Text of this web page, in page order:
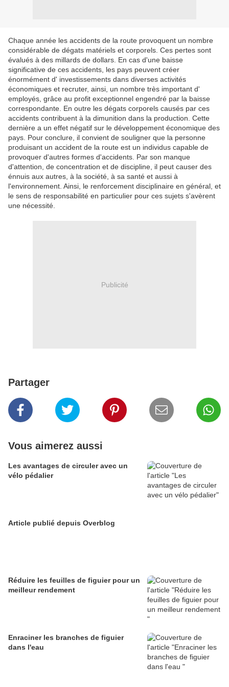
Chaque année les accidents de la route provoquent un nombre
considérable de dégats matériels et corporels. Ces pertes sont
évalués à des millards de dollars. En cas d'une baisse
significative de ces accidents, les pays peuvent créer
énormément d' investissements dans diverses activités
économiques et recruter, ainsi, un nombre très important d'
employés, grâce au profit exceptionnel engendré par la baisse
correspondante. En outre les dégats corporels causés par ces
accidents contribuent à la dimunition dans la production. Cette
dernière a un effet négatif sur le développement économique des
pays. Pour conclure, il convient de souligner que la personne
produisant un accident de la route est un individus capable de
provoquer d'autres formes d'accidents. Par son manque
d'attention, de concentration et de discipline, il peut causer des
énnuis aux autres, à la société, à sa santé et aussi à
l'environnement. Ainsi, le renforcement disciplinaire en général, et
le sens de responsabilité en particulier pour ces sujets s'avèrent
une nécessité.
Publicité
Partager
Vous aimerez aussi
Les avantages de circuler avec un
vélo pédalier
Article publié depuis Overblog
Réduire les feuilles de figuier pour un
meilleur rendement
Enraciner les branches de figuier
dans l'eau